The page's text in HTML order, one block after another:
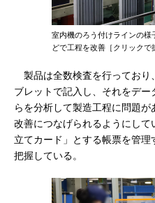
室内機のろう付けラインの様
どで工程を改善［クリックで
製品は全数検査を行っており
ブレットで記入し、それをデ
らを分析して製造工程に問題
改善につなげられるようにし
立てカード」とする帳票を管
把握している。